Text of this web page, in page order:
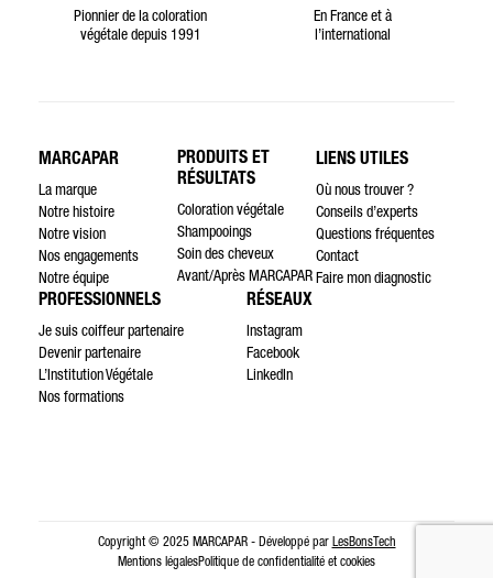
Pionnier de la coloration
végétale depuis 1991
En France et à
l’international
MARCAPAR
La marque
Notre histoire
Notre vision
Nos engagements
Notre équipe
PRODUITS ET
RÉSULTATS
Coloration végétale
Shampooings
Soin des cheveux
Avant/Après MARCAPAR
LIENS UTILES
Où nous trouver ?
Conseils d’experts
Questions fréquentes
Contact
Faire mon diagnostic
PROFESSIONNELS
Je suis coiffeur partenaire
Devenir partenaire
L’Institution Végétale
Nos formations
RÉSEAUX
Instagram
Facebook
LinkedIn
Copyright © 2025 MARCAPAR - Développé par LesBonsTech
Mentions légalesPolitique de confidentialité et cookies